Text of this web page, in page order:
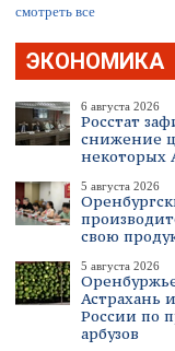
смотреть все
ЭКОНОМИКА
6 августа 2026
Росстат
снижение
некоторых
5 августа 2026
свою
5 августа 2026
Астрахань
России по
арбузов